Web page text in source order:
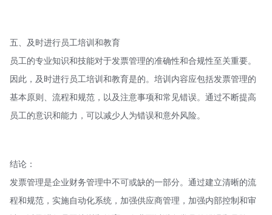
五、及时进行员工培训和教育
员工的专业知识和技能对于发票管理的准确性和合规性至关重要。
因此，及时进行员工培训和教育是的。培训内容应包括发票管理的
基本原则、流程和规范，以及注意事项和常见错误。通过不断提高
员工的意识和能力，可以减少人为错误和意外风险。
结论：
发票管理是企业财务管理中不可或缺的一部分。通过建立清晰的流
程和规范，实施自动化系统，加强供应商管理，加强内部控制和审